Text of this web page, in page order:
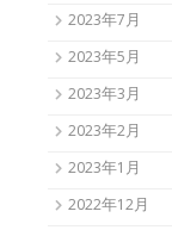
2023年7月
2023年5月
2023年3月
2023年2月
2023年1月
2022年12月